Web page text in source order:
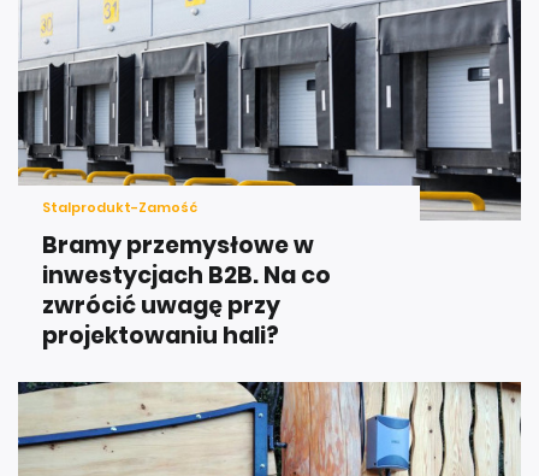
Stalprodukt-Zamość
Bramy przemysłowe w
inwestycjach B2B. Na co
zwrócić uwagę przy
projektowaniu hali?